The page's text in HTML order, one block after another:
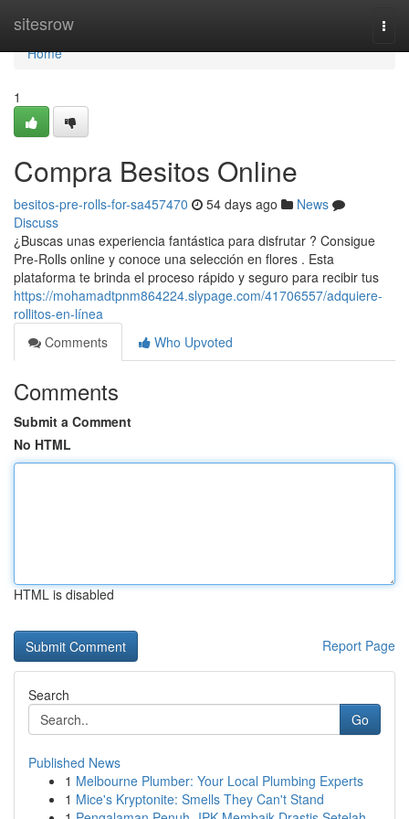
sitesrow
Home
Home
1
Compra Besitos Online
besitos-pre-rolls-for-sa457470 54 days ago
News
Discuss
¿Buscas unas experiencia fantástica para disfrutar ? Consigue
Pre-Rolls online y conoce una selección en flores . Esta
plataforma te brinda el proceso rápido y seguro para recibir tus
https://mohamadtpnm864224.slypage.com/41706557/adquiere-
rollitos-en-línea
Comments
Who Upvoted
Comments
Submit a Comment
No HTML
HTML is disabled
Report Page
Search
Go
Published News
1 Melbourne Plumber: Your Local Plumbing Experts
1 Mice's Kryptonite: Smells They Can't Stand